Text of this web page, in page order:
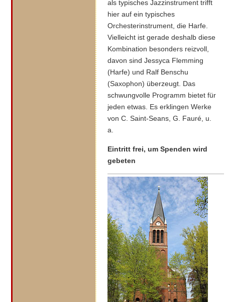
als typisches Jazzinstrument trifft
hier auf ein typisches
Orchesterinstrument, die Harfe.
Vielleicht ist gerade deshalb diese
Kombination besonders reizvoll,
davon sind Jessyca Flemming
(Harfe) und Ralf Benschu
(Saxophon) überzeugt. Das
schwungvolle Programm bietet für
jeden etwas. Es erklingen Werke
von C. Saint-Seans, G. Fauré, u.
a.
Eintritt frei, um Spenden wird
gebeten